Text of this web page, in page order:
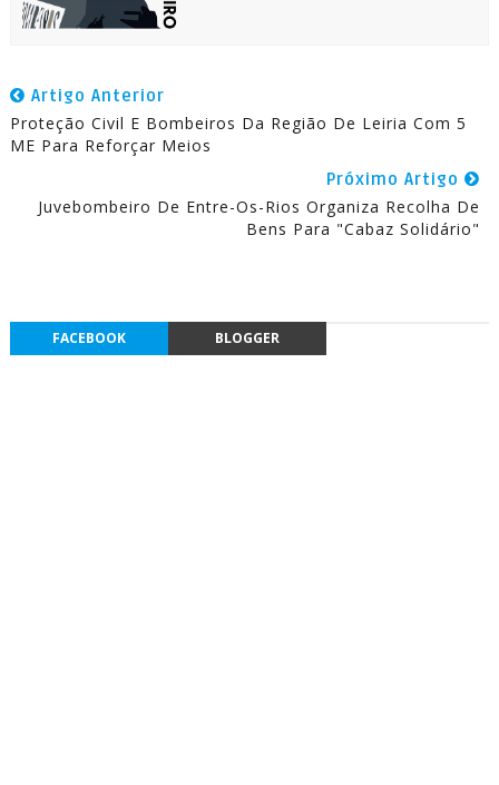
Artigo Anterior
Proteção Civil E Bombeiros Da Região De Leiria Com 5
ME Para Reforçar Meios
Próximo Artigo
Juvebombeiro De Entre-Os-Rios Organiza Recolha De
Bens Para "Cabaz Solidário"
FACEBOOK BLOGGER